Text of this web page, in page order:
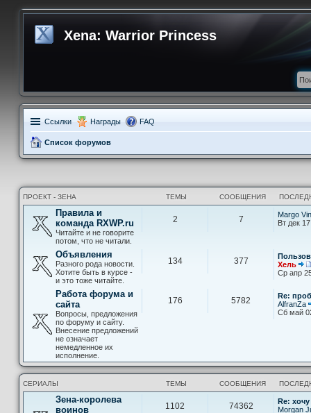
Xena: Warrior Princess
Ссылки Награды FAQ
Список форумов
ПРОЕКТ - ЗЕНА ТЕМЫ СООБЩЕНИЯ
Правила и
команда RXWP.ru
Читайте и не говорите
потом, что не читали.
2 7
Margo
Вт дек
Объявления
Разного рода новости.
Хотите быть в курсе -
и это тоже читайте.
134 377
Хель
Ср апр
Работа форума и
сайта
Вопросы, предложения
по форуму и сайту.
Внесение предложений
не означает
немедленное их
исполнение.
176 5782
Re:
AlfranZa
Сб май
СЕРИАЛЫ ТЕМЫ СООБЩЕНИЯ
Зена-королева
воинов
1102 74362
Re:
Morgan